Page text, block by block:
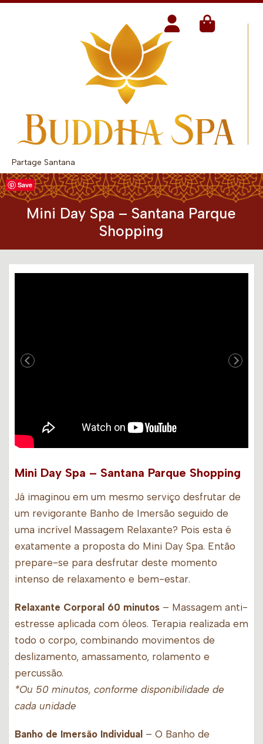
Partage Santana
Mini Day Spa – Santana Parque
Shopping
Save
Mini Day Spa – Santana Parque Shopping
Já imaginou em um mesmo serviço desfrutar de
um revigorante Banho de Imersão seguido de
uma incrível Massagem Relaxante? Pois esta é
exatamente a proposta do Mini Day Spa. Então
prepare-se para desfrutar deste momento
intenso de relaxamento e bem-estar.
Relaxante Corporal 60 minutos – Massagem anti-
estresse aplicada com óleos. Terapia realizada em
todo o corpo, combinando movimentos de
deslizamento, amassamento, rolamento e
percussão.
*Ou 50 minutos, conforme disponibilidade de
cada unidade
Banho de Imersão Individual – O Banho de